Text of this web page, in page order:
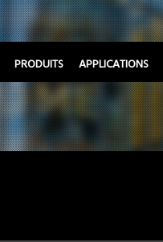
PRODUITS APPLICATIONS